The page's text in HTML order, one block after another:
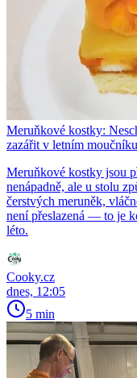
Meruňkové kostky:
zazářit v letním
Meruňkové kostky jsou
nenápadně, ale u stolu
čerstvých meruněk,
není přeslazená — to je
léto.
Cooky.cz
dnes, 12:05
5 min